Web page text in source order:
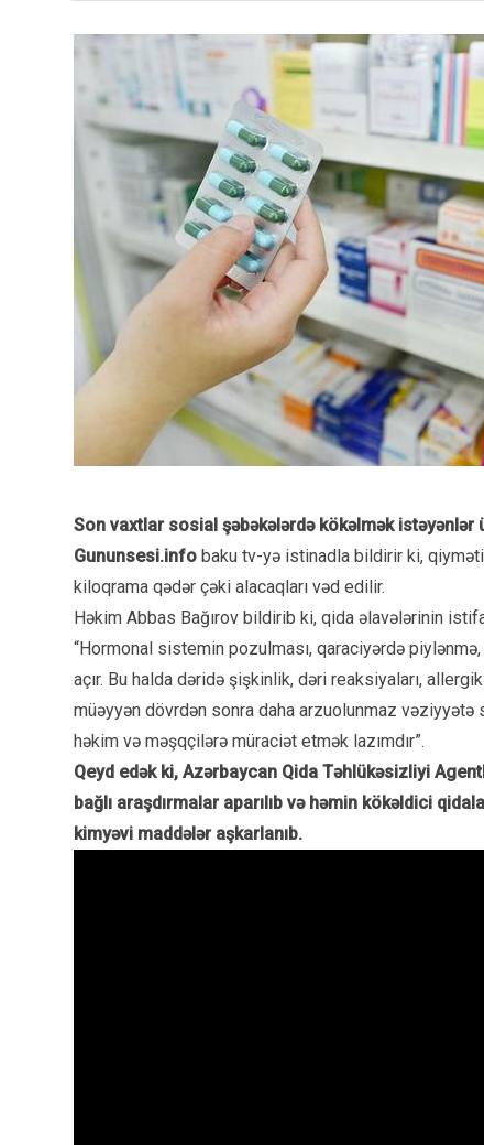
Son vaxtlar sosial şəbəkələrdə kökəlmək istəyənlər
Gununsesi.info baku tv-yə istinadla bildirir ki,
kiloqrama qədər çəki alacaqları vəd edilir.
Həkim Abbas Bağırov bildirib ki, qida əlavələrinin
“Hormonal sistemin pozulması, qaraciyərdə
açır. Bu halda dəridə şişkinlik, dəri reaksiyaları,
müəyyən dövrdən sonra daha arzuolunmaz vəziyyətə
həkim və məşqçilərə müraciət etmək lazımdır”.
Qeyd edək ki, Azərbaycan Qida Təhlükəsizliyi
bağlı araşdırmalar aparılıb və həmin kökəldici
kimyəvi maddələr aşkarlanıb.